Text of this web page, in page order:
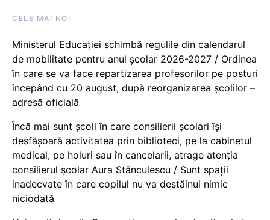
CELE MAI NOI
Ministerul Educației schimbă regulile din calendarul
de mobilitate pentru anul școlar 2026-2027 / Ordinea
în care se va face repartizarea profesorilor pe posturi
începând cu 20 august, după reorganizarea școlilor –
adresă oficială
Încă mai sunt școli în care consilierii școlari își
desfășoară activitatea prin biblioteci, pe la cabinetul
medical, pe holuri sau în cancelarii, atrage atenția
consilierul școlar Aura Stănculescu / Sunt spații
inadecvate în care copilul nu va destăinui nimic
niciodată